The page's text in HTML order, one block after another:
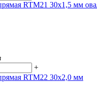
RTM21 30x1,5 мм
+
RTM22 30x2,0 мм